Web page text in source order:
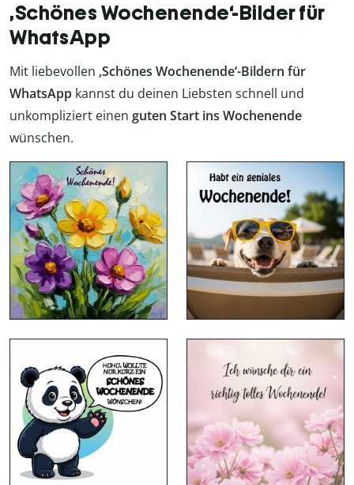
‚Schönes Wochenende‘-Bilder für
WhatsApp
Mit liebevollen ‚Schönes Wochenende‘-Bildern für
WhatsApp kannst du deinen Liebsten schnell und
unkompliziert einen guten Start ins Wochenende
wünschen.